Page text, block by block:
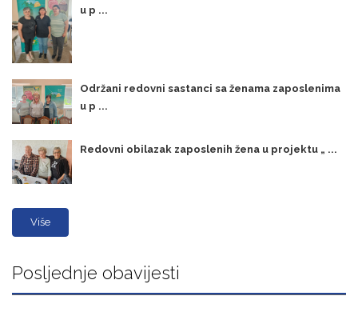
u p ...
Održani redovni sastanci sa ženama zaposlenima
u p ...
Redovni obilazak zaposlenih žena u projektu „ ...
Više
Posljednje obavijesti